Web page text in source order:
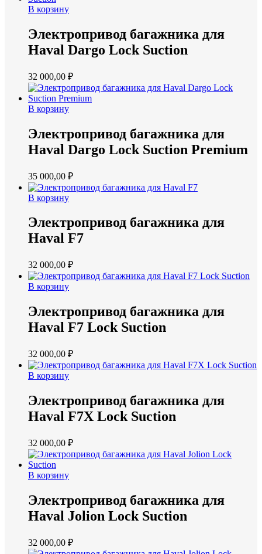
В корзину
Электропривод багажника для
Haval Dargo Lock Suction
32 000,00 ₽
В корзину
Электропривод багажника для
Haval Dargo Lock Suction Premium
35 000,00 ₽
В корзину
Электропривод багажника для
Haval F7
32 000,00 ₽
В корзину
Электропривод багажника для
Haval F7 Lock Suction
32 000,00 ₽
В корзину
Электропривод багажника для
Haval F7X Lock Suction
32 000,00 ₽
В корзину
Электропривод багажника для
Haval Jolion Lock Suction
32 000,00 ₽